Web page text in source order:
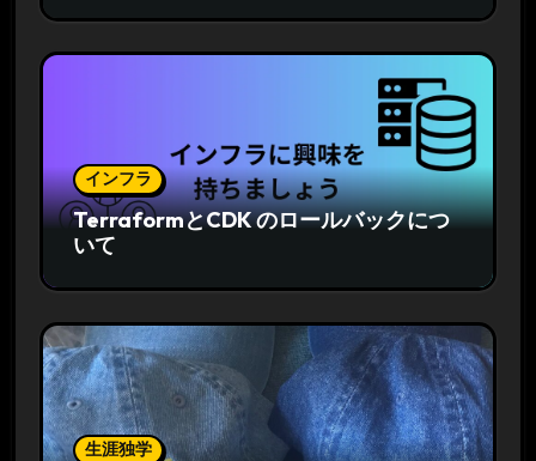
インフラ
TerraformとCDK のロールバックにつ
いて
生涯独学